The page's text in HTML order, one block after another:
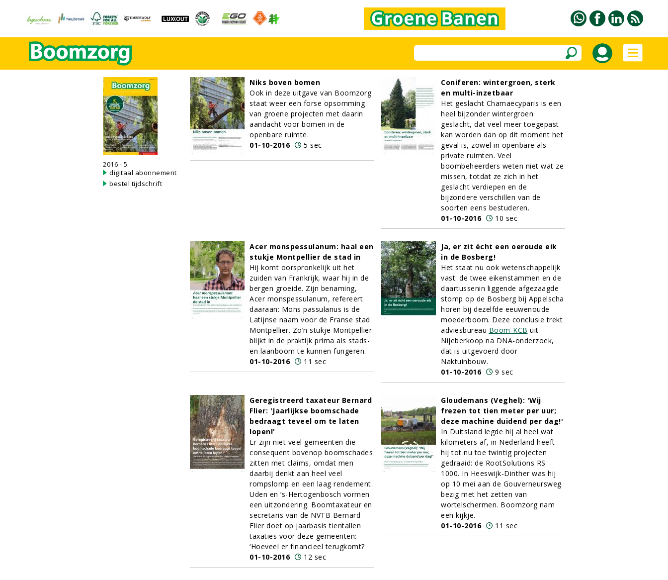
2016 - 5
digitaal abonnement
bestel tijdschrift
Niks boven bomen
Ook in deze uitgave van Boomzorg
staat weer een forse opsomming
van groene projecten met daarin
aandacht voor bomen in de
openbare ruimte.
01-10-2016
5 sec
Coniferen: wintergroen, sterk
en multi-inzetbaar
Het geslacht Chamaecyparis is een
heel bijzonder wintergroen
geslacht, dat veel meer toegepast
kan worden dan op dit moment het
geval is, zowel in openbare als
private ruimten. Veel
boombeheerders weten niet wat ze
missen, totdat ze zich in het
geslacht verdiepen en de
bijzondere verschillen van de
soorten eens bestuderen.
01-10-2016
10 sec
Acer monspessulanum: haal een
stukje Montpellier de stad in
Hij komt oorspronkelijk uit het
zuiden van Frankrijk, waar hij in de
bergen groeide. Zijn benaming,
Acer monspessulanum, refereert
daaraan: Mons passulanus is de
Latijnse naam voor de Franse stad
Montpellier. Zo’n stukje Montpellier
blijkt in de praktijk prima als stads-
en laanboom te kunnen fungeren.
01-10-2016
11 sec
Ja, er zit écht een oeroude eik
in de Bosberg!
Het staat nu ook wetenschappelijk
vast: de twee eikenstammen en de
daartussenin liggende afgezaagde
stomp op de Bosberg bij Appelscha
horen bij dezelfde eeuwenoude
moederboom. Deze conclusie trekt
adviesbureau Boom-KCB uit
Nijeberkoop na DNA-onderzoek,
dat is uitgevoerd door
Naktuinbouw.
01-10-2016
9 sec
Geregistreerd taxateur Bernard
Flier: 'Jaarlijkse boomschade
bedraagt teveel om te laten
lopen!'
Er zijn niet veel gemeenten die
consequent bovenop boomschades
zitten met claims, omdat men
daarbij denkt aan heel veel
rompslomp en een laag rendement.
Uden en ’s-Hertogenbosch vormen
een uitzondering. Boomtaxateur en
secretaris van de NVTB Bernard
Flier doet op jaarbasis tientallen
taxaties voor deze gemeenten:
‘Hoeveel er financieel terugkomt?
01-10-2016
12 sec
Gloudemans (Veghel): 'Wij
frezen tot tien meter per uur;
deze machine duidend per dag!'
In Duitsland legde hij al heel wat
kilometers af, in Nederland heeft
hij tot nu toe twintig projecten
gedraaid: de RootSolutions RS
1000. In Heeswijk-Dinther was hij
op 10 mei aan de Gouverneursweg
bezig met het zetten van
wortelschermen. Boomzorg nam
een kijkje.
01-10-2016
11 sec